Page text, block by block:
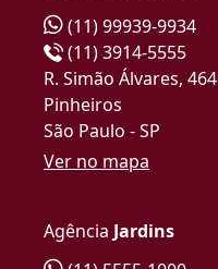
(11) 99939-9934
(11) 3914-5555
R. Simão Álvares, 464
Pinheiros
São Paulo - SP
Ver no mapa
Agência Jardins